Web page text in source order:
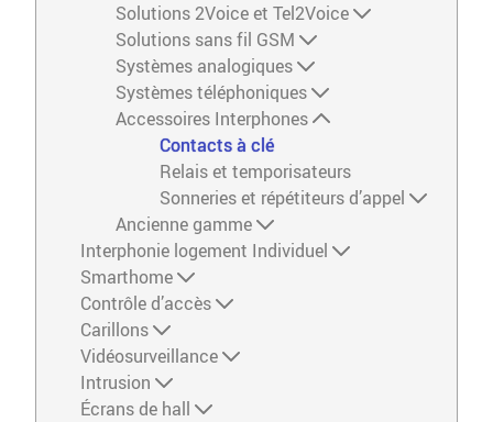
Solutions 2Voice et Tel2Voice
Solutions sans fil GSM
Systèmes analogiques
Systèmes téléphoniques
Accessoires Interphones
Contacts à clé
Relais et temporisateurs
Sonneries et répétiteurs d’appel
Ancienne gamme
Interphonie logement Individuel
Smarthome
Contrôle d’accès
Carillons
Vidéosurveillance
Intrusion
Écrans de hall